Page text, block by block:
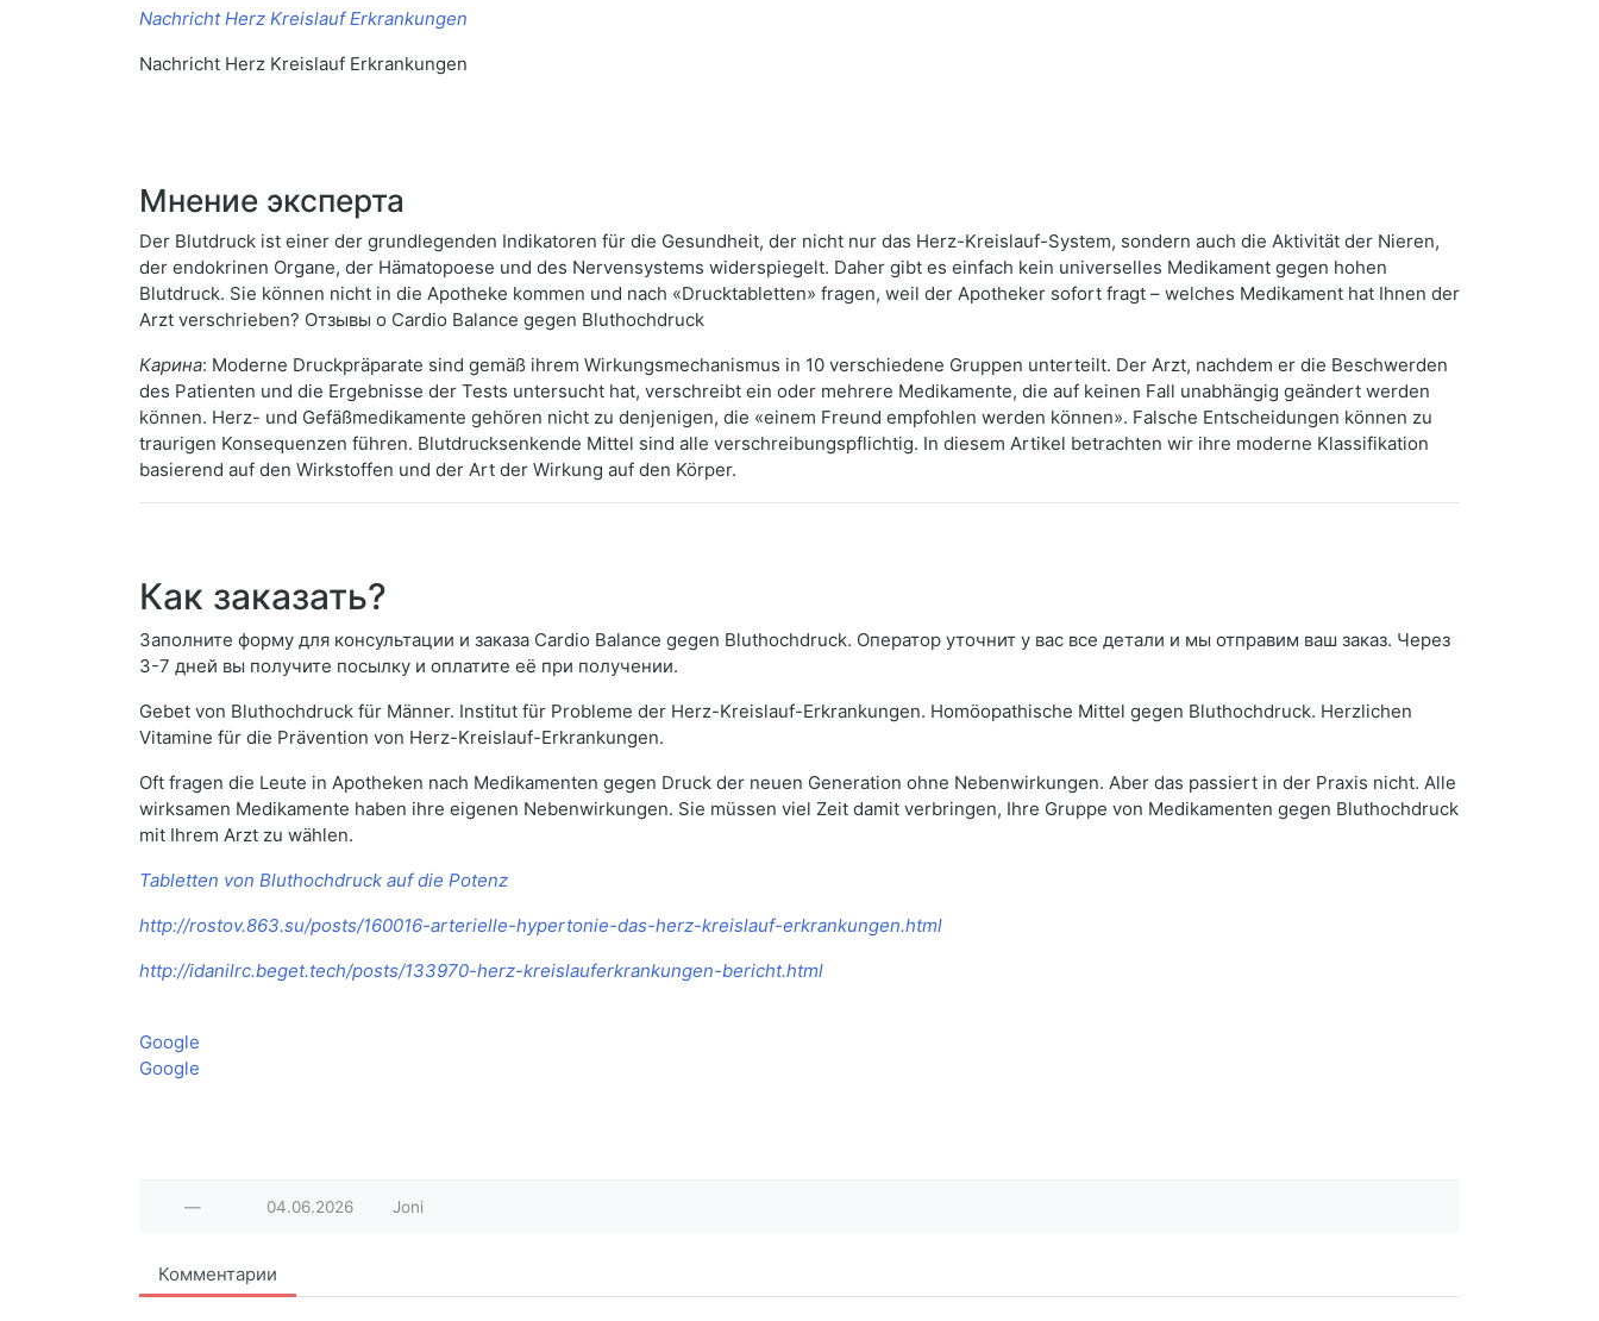
Nachricht Herz Kreislauf Erkrankungen
Nachricht Herz Kreislauf Erkrankungen
Мнение эксперта
Der Blutdruck ist einer der grundlegenden Indikatoren für die Gesundheit, der nicht nur das Herz-Kreislauf-System, sondern auch die Aktivität der Nieren,
der endokrinen Organe, der Hämatopoese und des Nervensystems widerspiegelt. Daher gibt es einfach kein universelles Medikament gegen hohen
Blutdruck. Sie können nicht in die Apotheke kommen und nach «Drucktabletten» fragen, weil der Apotheker sofort fragt – welches Medikament hat Ihnen der
Arzt verschrieben? Отзывы о Cardio Balance gegen Bluthochdruck
Карина: Moderne Druckpräparate sind gemäß ihrem Wirkungsmechanismus in 10 verschiedene Gruppen unterteilt. Der Arzt, nachdem er die Beschwerden
des Patienten und die Ergebnisse der Tests untersucht hat, verschreibt ein oder mehrere Medikamente, die auf keinen Fall unabhängig geändert werden
können. Herz- und Gefäßmedikamente gehören nicht zu denjenigen, die «einem Freund empfohlen werden können». Falsche Entscheidungen können zu
traurigen Konsequenzen führen. Blutdrucksenkende Mittel sind alle verschreibungspflichtig. In diesem Artikel betrachten wir ihre moderne Klassifikation
basierend auf den Wirkstoffen und der Art der Wirkung auf den Körper.
Как заказать?
Заполните форму для консультации и заказа Cardio Balance gegen Bluthochdruck. Оператор уточнит у вас все детали и мы отправим ваш заказ. Через
3-7 дней вы получите посылку и оплатите её при получении.
Gebet von Bluthochdruck für Männer. Institut für Probleme der Herz-Kreislauf-Erkrankungen. Homöopathische Mittel gegen Bluthochdruck. Herzlichen
Vitamine für die Prävention von Herz-Kreislauf-Erkrankungen.
Oft fragen die Leute in Apotheken nach Medikamenten gegen Druck der neuen Generation ohne Nebenwirkungen. Aber das passiert in der Praxis nicht. Alle
wirksamen Medikamente haben ihre eigenen Nebenwirkungen. Sie müssen viel Zeit damit verbringen, Ihre Gruppe von Medikamenten gegen Bluthochdruck
mit Ihrem Arzt zu wählen.
Tabletten von Bluthochdruck auf die Potenz
http://rostov.863.su/posts/160016-arterielle-hypertonie-das-herz-kreislauf-erkrankungen.html
http://idanilrc.beget.tech/posts/133970-herz-kreislauferkrankungen-bericht.html
Google
Google
— 04.06.2026 Joni
Комментарии